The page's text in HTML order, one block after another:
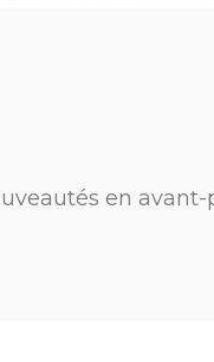
en avant-